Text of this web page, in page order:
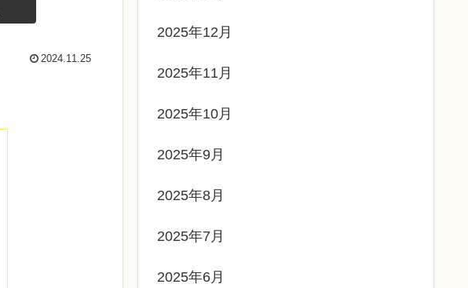
2024.11.25
2025年12月
2025年11月
2025年10月
2025年9月
2025年8月
2025年7月
2025年6月